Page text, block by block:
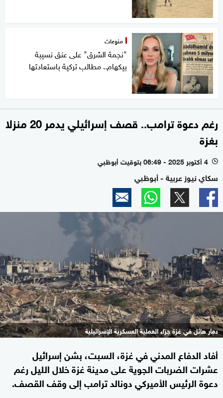
منوعات
"نجمة الشرق" على عنق نسيبة
بيكهام.. مطالب تركية باستعادتها
رغم دعوة ترامب.. قصف إسرائيلي يدمر 20 منزلا
بغزة
l 4 أكتوبر 2025 - 06:49 بتوقيت أبوظبي
سكاي نيوز عربية - أبوظبي
دمار هائل في غزة جرّاء العملية العسكرية الإسرائيلية
أفاد الدفاع المدني في غزة، السبت، بشن إسرائيل
عشرات الضربات الجوية على مدينة غزة خلال الليل رغم
دعوة الرئيس الأميركي دونالد ترامب إلى وقف القصف.